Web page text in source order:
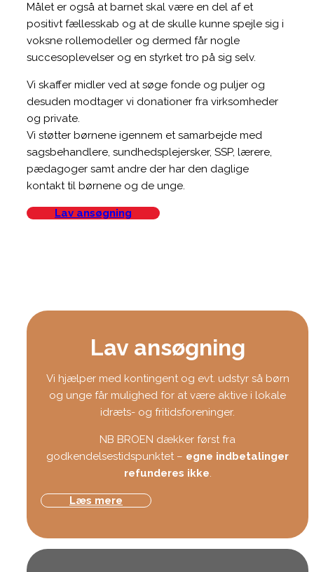
Målet er også at barnet skal være en del af et
positivt fællesskab og at de skulle kunne spejle sig i
voksne rollemodeller og dermed får nogle
succesoplevelser og en styrket tro på sig selv.
Vi skaffer midler ved at søge fonde og puljer og
desuden modtager vi donationer fra virksomheder
og private.
Vi støtter børnene igennem et samarbejde med
sagsbehandlere, sundhedsplejersker, SSP, lærere,
pædagoger samt andre der har den daglige
kontakt til børnene og de unge.
Lav ansøgning
Lav ansøgning
Vi hjælper med kontingent og evt. udstyr så børn
og unge får mulighed for at være aktive i lokale
idræts- og fritidsforeninger.
NB BROEN dækker først fra
godkendelsestidspunktet – egne indbetalinger
refunderes ikke.
Læs mere